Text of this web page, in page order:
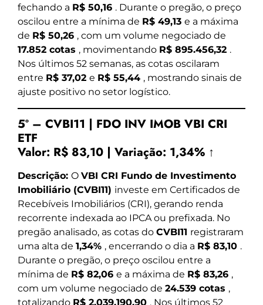
fechando a R$ 50,16 . Durante o pregão, o preço
oscilou entre a mínima de R$ 49,13 e a máxima
de R$ 50,26 , com um volume negociado de
17.852 cotas , movimentando R$ 895.456,32 .
Nos últimos 52 semanas, as cotas oscilaram
entre R$ 37,02 e R$ 55,44 , mostrando sinais de
ajuste positivo no setor logístico.
5º – CVBI11 | FDO INV IMOB VBI CRI
ETF
Valor: R$ 83,10 | Variação: 1,34% ↑
Descrição: O VBI CRI Fundo de Investimento
Imobiliário (CVBI11) investe em Certificados de
Recebíveis Imobiliários (CRI), gerando renda
recorrente indexada ao IPCA ou prefixada. No
pregão analisado, as cotas do CVBI11 registraram
uma alta de 1,34% , encerrando o dia a R$ 83,10 .
Durante o pregão, o preço oscilou entre a
mínima de R$ 82,06 e a máxima de R$ 83,26 ,
com um volume negociado de 24.539 cotas ,
totalizando R$ 2.039.190,90 . Nos últimos 52